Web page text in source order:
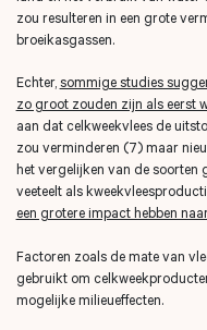
zou resulteren in een grote
broeikasgassen.
Echter, sommige studies
zo groot zouden zijn als eerst
aan dat celkweekvlees de
zou verminderen (7) maar
het vergelijken van de soorten
veeteelt als
een grotere impact hebben
Factoren zoals de mate van
gebruikt om
mogelijke milieueffecten.